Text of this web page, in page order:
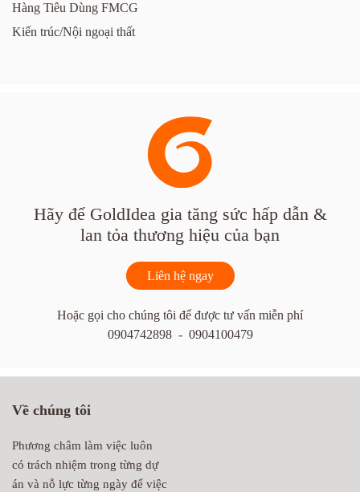
Hàng Tiêu Dùng FMCG
Kiến trúc/Nội ngoại thất
Hãy để GoldIdea gia tăng sức hấp dẫn &
lan tỏa thương hiệu của bạn
Liên hệ ngay
Hoặc gọi cho chúng tôi để được tư vấn miễn phí
0904742898 - 0904100479
Về chúng tôi
Phương châm làm việc luôn
có trách nhiệm trong từng dự
án và nỗ lực từng ngày để việc